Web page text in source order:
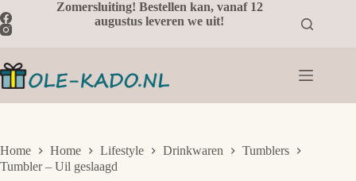
naar
de
Zomersluiting! Bestellen kan, vanaf 12
augustus leveren we uit!
Home Home Lifestyle Drinkwaren
Tumblers
Tumbler – Uil geslaagd